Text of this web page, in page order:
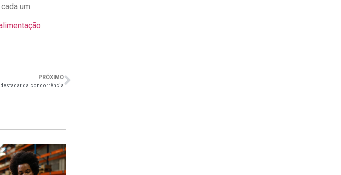
um.
PRÓXIMO
da concorrência